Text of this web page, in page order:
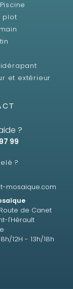
plot
et extérieur
?
99
?
mosaique.com
de Canet
l'Hérault
12H - 13h/18h